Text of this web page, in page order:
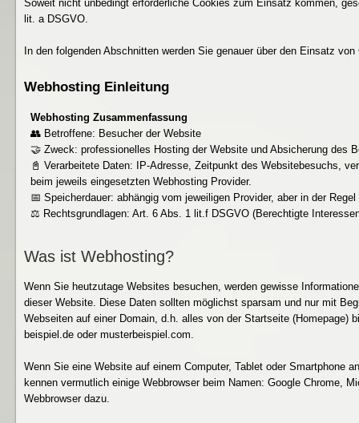
Soweit nicht unbedingt erforderliche Cookies zum Einsatz kommen,
lit. a DSGVO.
In den folgenden Abschnitten werden Sie genauer über den Einsatz
Webhosting Einleitung
Webhosting Zusammenfassung
👥 Betroffene: Besucher der Website
🤝 Zweck: professionelles Hosting der Website und Absicherung des
📓 Verarbeitete Daten: IP-Adresse, Zeitpunkt des Websitebesuchs,
beim jeweils eingesetzten Webhosting Provider.
📅 Speicherdauer: abhängig vom jeweiligen Provider, aber in der
⚖️ Rechtsgrundlagen: Art. 6 Abs. 1 lit.f DSGVO (Berechtigte
Was ist Webhosting?
Wenn Sie heutzutage Websites besuchen, werden gewisse
dieser Website. Diese Daten sollten möglichst sparsam und nur mit
Webseiten auf einer Domain, d.h. alles von der Startseite
beispiel.de oder musterbeispiel.com.
Wenn Sie eine Website auf einem Computer, Tablet oder Smartphone
kennen vermutlich einige Webbrowser beim Namen: Google Chrome,
Webbrowser dazu.